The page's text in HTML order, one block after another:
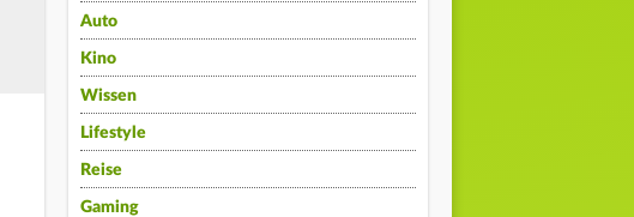
Auto
Kino
Wissen
Lifestyle
Reise
Gaming